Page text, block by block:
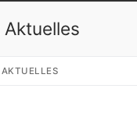
Aktuelles
AKTUELLES